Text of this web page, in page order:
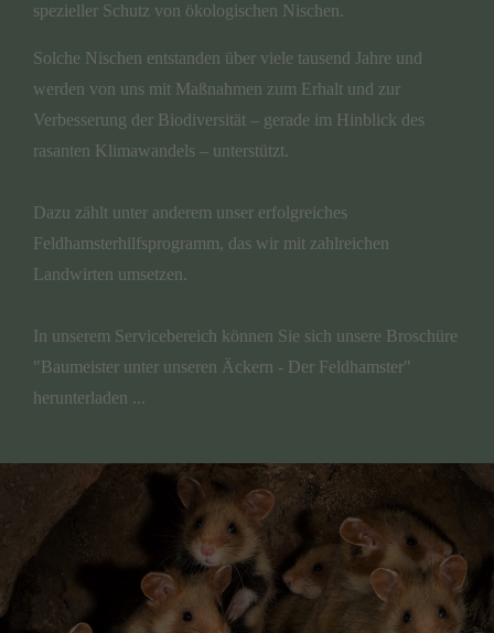
spezieller Schutz von ökologischen Nischen.
Solche Nischen entstanden über viele tausend Jahre und
werden von uns mit Maßnahmen zum Erhalt und zur
Verbesserung der Biodiversität – gerade im Hinblick des
rasanten Klimawandels – unterstützt.
Dazu zählt unter anderem unser erfolgreiches
Feldhamsterhilfsprogramm, das wir mit zahlreichen
Landwirten umsetzen.
In unserem Servicebereich können Sie sich unsere Broschüre
"Baumeister unter unseren Äckern - Der Feldhamster"
herunterladen ...